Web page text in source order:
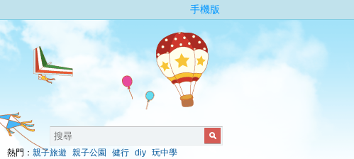
手機版
熱門： 親子旅遊 親子公園 健行 diy 玩中學